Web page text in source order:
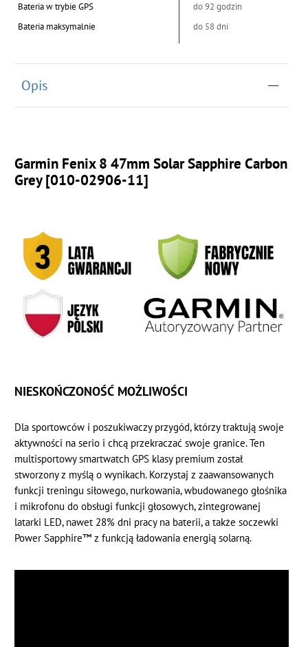
Bateria w trybie GPS
do 92 godzin
Bateria maksymalnie
do 58 dni
Opis
Garmin Fenix 8 47mm Solar Sapphire Carbon
Grey [010-02906-11]
NIESKOŃCZONOŚĆ MOŻLIWOŚCI
Dla sportowców i poszukiwaczy przygód, którzy traktują swoje
aktywności na serio i chcą przekraczać swoje granice. Ten
multisportowy smartwatch GPS klasy premium został
stworzony z myślą o wynikach. Korzystaj z zaawansowanych
funkcji treningu siłowego, nurkowania, wbudowanego głośnika
i mikrofonu do obsługi funkcji głosowych, zintegrowanej
latarki LED, nawet 28% dni pracy na baterii, a także soczewki
Power Sapphire™ z funkcją ładowania energią solarną.